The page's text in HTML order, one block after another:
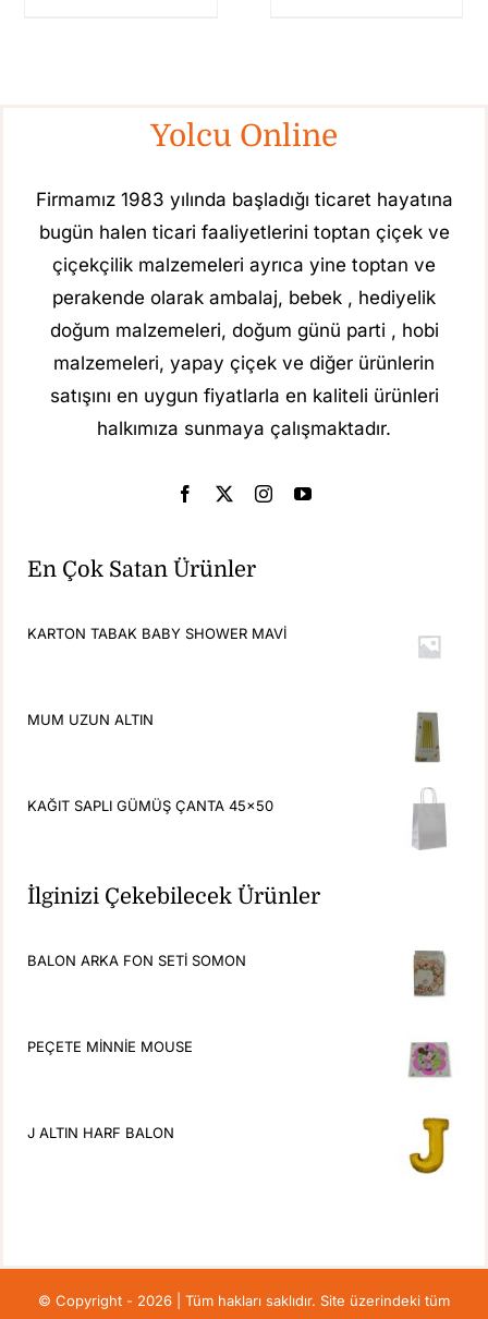
Yolcu Online
Firmamız 1983 yılında başladığı ticaret hayatına
bugün halen ticari faaliyetlerini toptan çiçek ve
çiçekçilik malzemeleri ayrıca yine toptan ve
perakende olarak ambalaj, bebek , hediyelik
doğum malzemeleri, doğum günü parti , hobi
malzemeleri, yapay çiçek ve diğer ürünlerin
satışını en uygun fiyatlarla en kaliteli ürünleri
halkımıza sunmaya çalışmaktadır.
En Çok Satan Ürünler
KARTON TABAK BABY SHOWER MAVİ
MUM UZUN ALTIN
KAĞIT SAPLI GÜMÜŞ ÇANTA 45x50
İlginizi Çekebilecek Ürünler
BALON ARKA FON SETİ SOMON
PEÇETE MİNNİE MOUSE
J ALTIN HARF BALON
© Copyright - 2026 | Tüm hakları saklıdır. Site üzerindeki tüm